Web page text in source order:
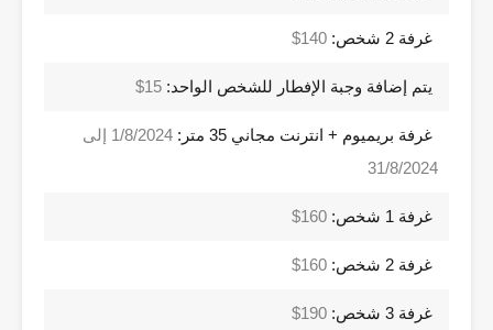
غرفة 2 شخص: 140$
يتم إضافة وجبة الإفطار للشخص الواحد: 15$
غرفة بريميوم + انترنت مجاني 35 متر:
1/8/2024 إلى
31/8/2024
غرفة 1 شخص: 160$
غرفة 2 شخص: 160$
غرفة 3 شخص: 190$